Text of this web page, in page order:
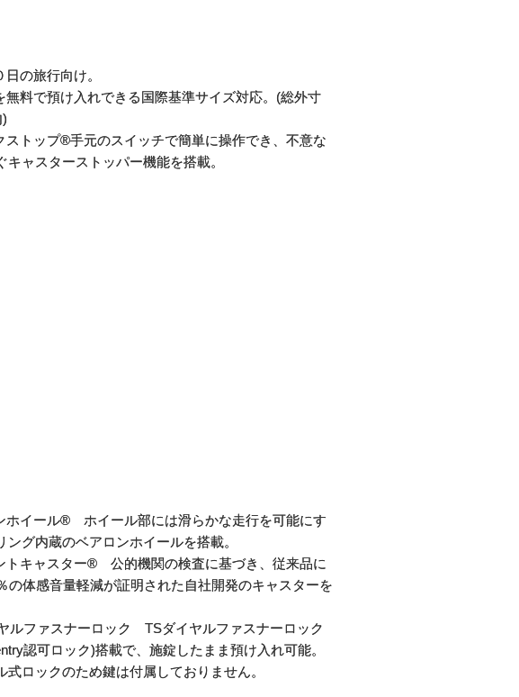
の旅行向け。
無料で預け入れできる国際基準サイズ対応。(総外寸
ストップ®手元のスイッチで簡単に操作でき、不意な
キャスターストッパー機能を搭載。
ホイール® ホイール部には滑らかな走行を可能にす
ング内蔵のベアロンホイールを搭載。
トキャスター® 公的機関の検査に基づき、従来品に
の体感音量軽減が証明された自社開発のキャスターを
ルファスナーロック TSダイヤルファスナーロック
認可ロック)搭載で、施錠したまま預け入れ可能。
ロックのため鍵は付属しておりません。